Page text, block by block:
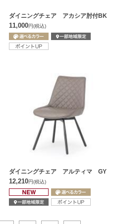
ダイニングチェア アカシア肘付BK
11,000円(税込)
ダイニングチェア アルティマ GY
12,210円(税込)